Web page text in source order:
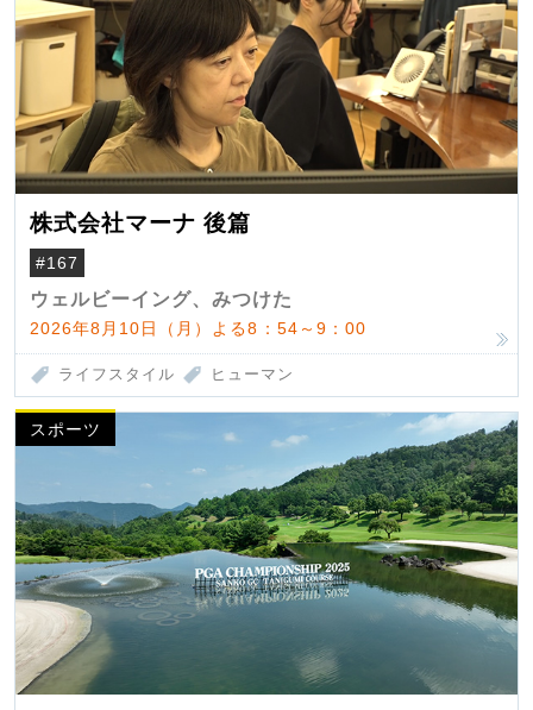
株式会社マーナ 後篇
#167
ウェルビーイング、みつけた
2026年8月10日（月）よる8：54～9：00
ライフスタイル ヒューマン
スポーツ